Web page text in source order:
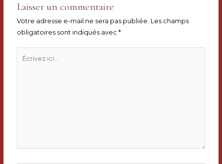
Laisser un commentaire
Votre adresse e-mail ne sera pas publiée. Les champs
obligatoires sont indiqués avec*